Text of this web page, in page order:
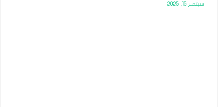
سبتمبر 15, 2025